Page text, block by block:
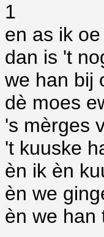
1
en as ik
dan is 't
we han bij
dè moes
's mèrges
't kuuske
èn ik èn
èn we
èn we han